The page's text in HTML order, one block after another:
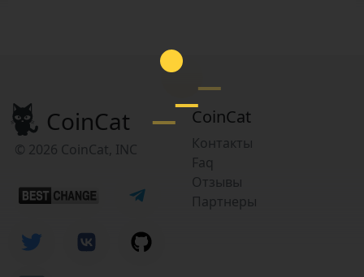
CoinCat
© 2026 CoinCat, INC
CoinCat
Контакты
Faq
Отзывы
Партнеры